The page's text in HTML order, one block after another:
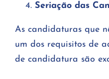
Seriação das
As candidaturas que
um dos requisitos de
de candidatura são